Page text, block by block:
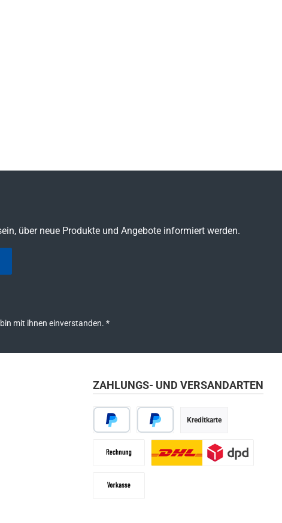
über neue Produkte und Angebote informiert werden.
mit ihnen einverstanden. *
ZAHLUNGS- UND VERSANDARTEN
Später bezahlen
Kreditkarte